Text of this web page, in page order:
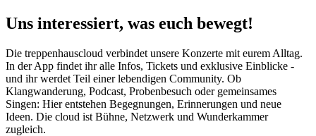
Uns interessiert, was euch bewegt!
Die treppenhauscloud verbindet unsere Konzerte mit eurem Alltag.
In der App findet ihr alle Infos, Tickets und exklusive Einblicke -
und ihr werdet Teil einer lebendigen Community. Ob
Klangwanderung, Podcast, Probenbesuch oder gemeinsames
Singen: Hier entstehen Begegnungen, Erinnerungen und neue
Ideen. Die cloud ist Bühne, Netzwerk und Wunderkammer
zugleich.